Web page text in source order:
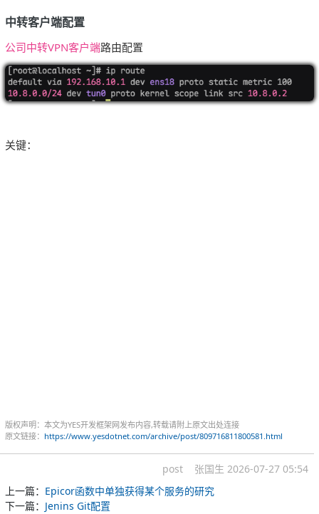
中转客户端配置
公司中转VPN客户端路由配置
关键：
版权声明：本文为YES开发框架网发布内容,转载请附上原文出处连接
原文链接： https://www.yesdotnet.com/archive/post/809716811800581.html
post 张国生 2026-07-27 05:54
上一篇： Epicor函数中单独获得某个服务的研究
下一篇： Jenins Git配置